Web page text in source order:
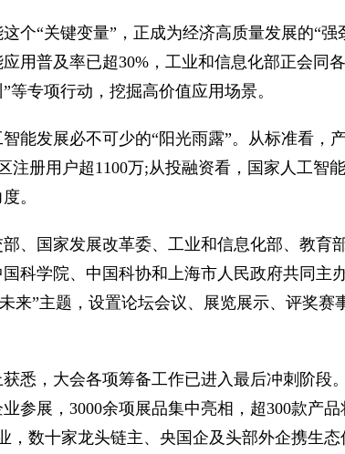
“关键变量”，正成为经济高质量发展的“强
用普及率已超30%，工业和信息化部正会同
等专项行动，挖掘高价值应用场景。
发展必不可少的“阳光雨露”。从标准看，
注册用户超1100万;从投融资看，国家人工智
。
国家发展改革委、工业和信息化部、教育
科学院、中国科协和上海市人民政府共同主
来”主题，设置论坛会议、展览展示、评奖
，大会各项筹备工作已进入最后冲刺阶段
参展，3000余项展品集中亮相，超300款产
，数十家龙头链主、央国企及头部外企携生